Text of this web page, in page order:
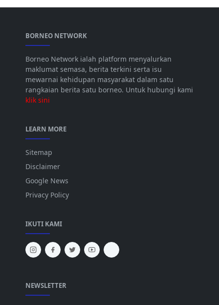
BORNEO NETWORK
Borneo Network ialah platform menyalurkan
maklumat semasa, berita terkini serta isu
mewarnai kehidupan masyarakat dalam satu
rangkaian berita satu borneo. Untuk hubungi kami
klik sini
LEARN MORE
Sitemap
Disclaimer
Google News
Privacy Policy
IKUTI KAMI
NEWSLETTER